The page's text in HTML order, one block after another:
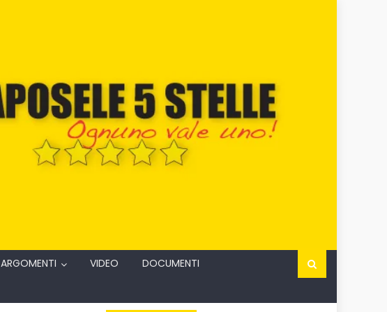
ARGOMENTI VIDEO
DOCUMENTI